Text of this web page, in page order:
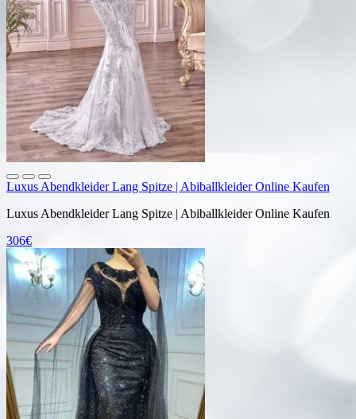
Luxus Abendkleider Lang Spitze | Abiballkleider Online Kaufen
Luxus Abendkleider Lang Spitze | Abiballkleider Online Kaufen
306€